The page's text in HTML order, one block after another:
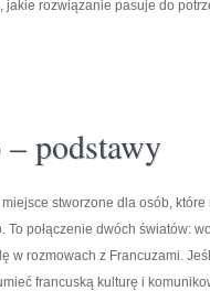
rozwiązanie pasuje do
podstawy
miejsce stworzone dla osób,
To połączenie dwóch światów:
w rozmowach z Francuzami.
francuską kulturę i